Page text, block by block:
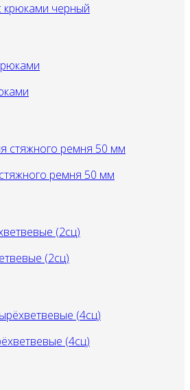
крюками черный
ремня 50 мм
(2сц)
(4сц)